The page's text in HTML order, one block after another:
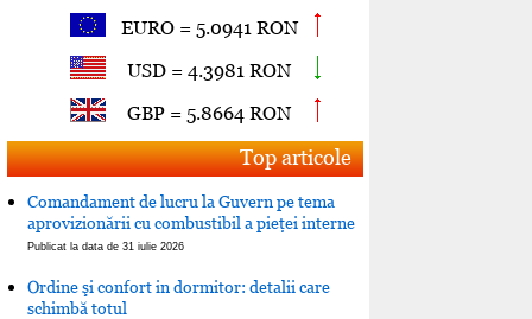
EURO = 5.0941 RON
USD = 4.3981 RON
GBP = 5.8664 RON
Top articole
Comandament de lucru la Guvern pe tema
aprovizionării cu combustibil a pieţei interne
Publicat la data de 31 iulie 2026
Ordine şi confort in dormitor: detalii care
schimbă totul